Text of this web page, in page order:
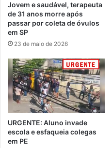
Jovem e saudável, terapeuta
de 31 anos morre após
passar por coleta de óvulos
em SP
23 de maio de 2026
URGENTE: Aluno invade
escola e esfaqueia colegas
em PE